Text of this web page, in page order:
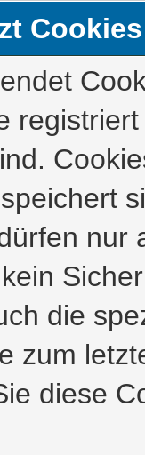
Cookies
nur
die
zum
diese